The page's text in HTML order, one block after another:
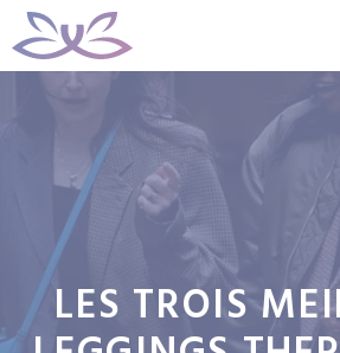
Aller
au
contenu
LES TROIS